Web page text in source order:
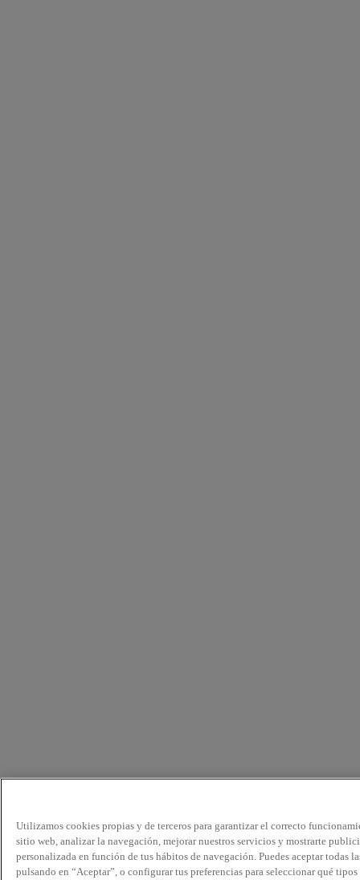
Utilizamos cookies propias y de terceros para garantizar el correcto
sitio web, analizar la navegación, mejorar nuestros servicios y mostrarte
personalizada en función de tus hábitos de navegación. Puedes aceptar todas
pulsando en “Aceptar”, o configurar tus preferencias para seleccionar qué tipos